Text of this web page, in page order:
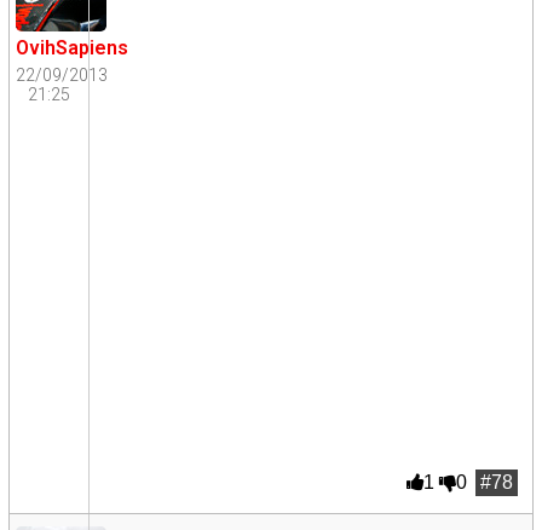
OvihSapiens
22/09/2013
21:25
#78
1 0